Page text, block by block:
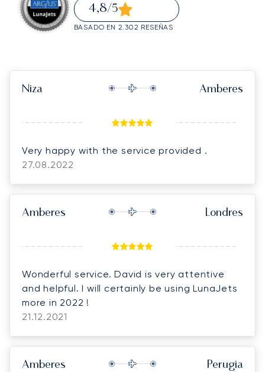
4,8/5
BASADO EN 2.302 RESEÑAS
Niza Amberes
Very happy with the service provided .
27.08.2022
Amberes Londres
Wonderful service. David is very attentive
and helpful. I will certainly be using LunaJets
more in 2022 !
21.12.2021
Amberes Perugia